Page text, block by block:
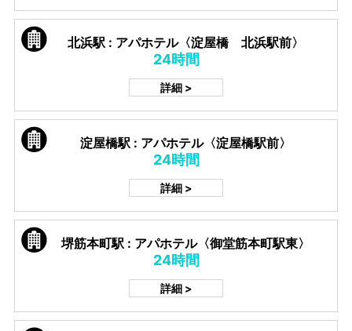
北浜駅 : アパホテル〈淀屋橋 北浜駅前〉
24時間
詳細 >
淀屋橋駅 : アパホテル〈淀屋橋駅前〉
24時間
詳細 >
堺筋本町駅 : アパホテル〈御堂筋本町駅東〉
24時間
詳細 >